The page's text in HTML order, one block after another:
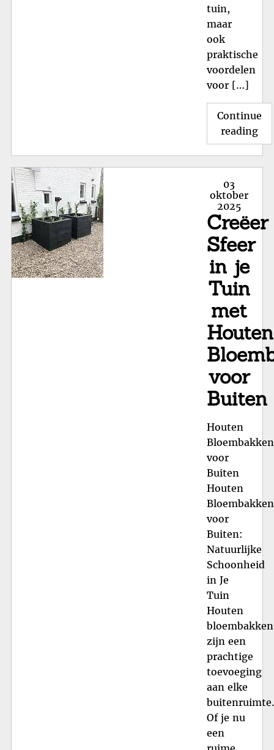
tuin,
maar
ook
praktische
voordelen
voor […]
Continue
reading
je
Posted
on
03
oktober
2025
Creëer
Sfeer
in je
Tuin
met
Houten
voor
Buiten
Houten
Bloembakken
voor
Buiten
Houten
Bloembakken
voor
Buiten:
Natuurlijke
Schoonheid
in Je
Tuin
Houten
bloembakken
zijn een
prachtige
toevoeging
aan elke
buitenruimte.
Of je nu
een